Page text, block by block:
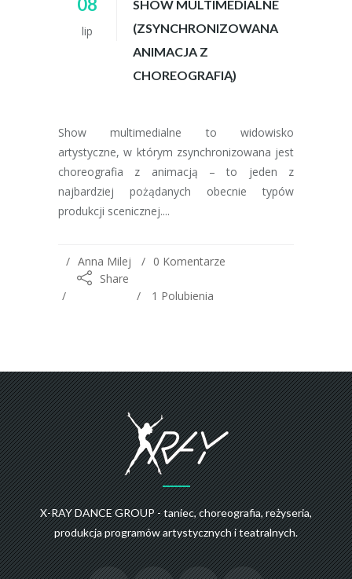
08
lip
SHOW MULTIMEDIALNE
(ZSYNCHRONIZOWANA
ANIMACJA Z
CHOREOGRAFIĄ)
Show multimedialne to widowisko
artystyczne, w którym zsynchronizowana jest
choreografia z animacją – to jeden z
najbardziej pożądanych obecnie typów
produkcji scenicznej....
Anna Milej
0 Komentarze
Share
1 Polubienia
X-RAY DANCE GROUP - taniec, choreografia, reżyseria,
produkcja programów artystycznych i teatralnych.